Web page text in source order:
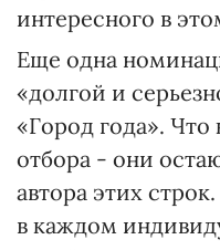
интересного в
Еще одна
«долгой и
«Город года». Что
отбора - они
автора этих
в каждом